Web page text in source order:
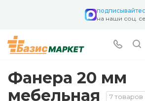
на наши соц.
Фанера 20 мм
мебельная
7 товаров